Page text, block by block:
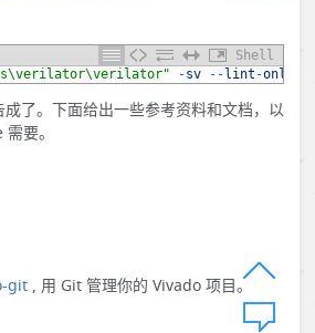
Shell
-sv -- lint -only
了。下面给出一些参考资料和文档，以
要。
git , 用 Git 管理你的 Vivado 项目。